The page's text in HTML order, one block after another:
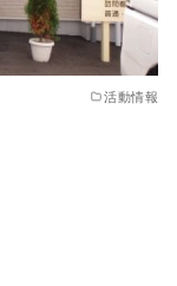
活動情報